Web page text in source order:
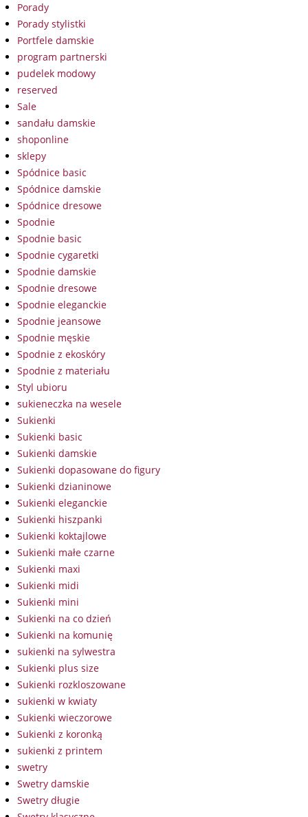
Porady
Porady stylistki
Portfele damskie
program partnerski
pudelek modowy
reserved
Sale
sandału damskie
shoponline
sklepy
Spódnice basic
Spódnice damskie
Spódnice dresowe
Spodnie
Spodnie basic
Spodnie cygaretki
Spodnie damskie
Spodnie dresowe
Spodnie eleganckie
Spodnie jeansowe
Spodnie męskie
Spodnie z ekoskóry
Spodnie z materiału
Styl ubioru
sukieneczka na wesele
Sukienki
Sukienki basic
Sukienki damskie
Sukienki dopasowane do figury
Sukienki dzianinowe
Sukienki eleganckie
Sukienki hiszpanki
Sukienki koktajlowe
Sukienki małe czarne
Sukienki maxi
Sukienki midi
Sukienki mini
Sukienki na co dzień
Sukienki na komunię
sukienki na sylwestra
Sukienki plus size
Sukienki rozkloszowane
sukienki w kwiaty
Sukienki wieczorowe
Sukienki z koronką
sukienki z printem
swetry
Swetry damskie
Swetry długie